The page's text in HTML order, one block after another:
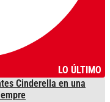
LO ÚLTIMO
Cinderella en una